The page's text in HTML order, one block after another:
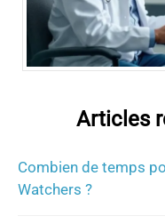
Articles
Combien de temps
Watchers ?